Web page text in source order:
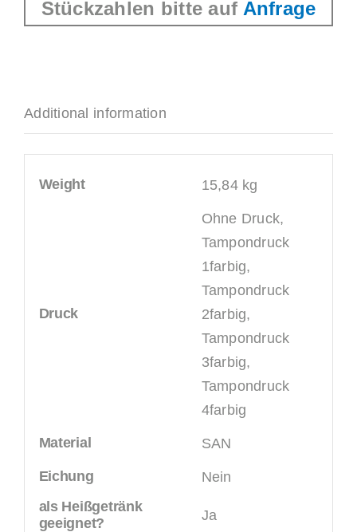
Stückzahlen bitte auf Anfrage
Additional information
Weight 15,84 kg
Druck
Ohne Druck,
Tampondruck
1farbig,
Tampondruck
2farbig,
Tampondruck
3farbig,
Tampondruck
4farbig
Material SAN
Eichung
Nein
als Heißgetränk
geeignet?
Ja